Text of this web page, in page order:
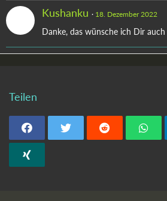
Kushanku 18. Dezember 2022
Danke, das wünsche ich Dir auch
Teilen